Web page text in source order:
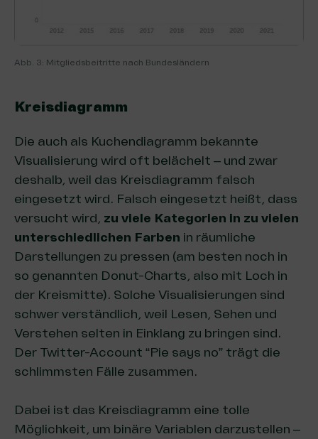
Abb. 3: Mitgliedsbeitritte nach Bundesländern
Kreisdiagramm
Die auch als Kuchendiagramm bekannte
Visualisierung wird oft belächelt – und zwar
deshalb, weil das Kreisdiagramm falsch
eingesetzt wird. Falsch eingesetzt heißt, dass
versucht wird, zu viele Kategorien in zu vielen
unterschiedlichen Farben in räumliche
Darstellungen zu pressen (am besten noch in
so genannten Donut-Charts, also mit Loch in
der Kreismitte). Solche Visualisierungen sind
schwer verständlich, weil Lesen, Sehen und
Verstehen selten in Einklang zu bringen sind.
Der Twitter-Account “Pie says no” trägt die
schlimmsten Fälle zusammen.
Dabei ist das Kreisdiagramm eine tolle
Möglichkeit, um binäre Variablen darzustellen –